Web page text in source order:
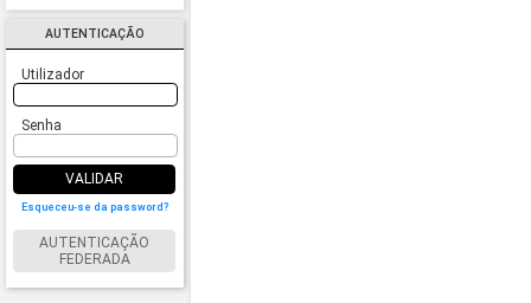
AUTENTICAÇÃO
Utilizador
Senha
VALIDAR
Esqueceu-se da password?
AUTENTICAÇÃO
FEDERADA